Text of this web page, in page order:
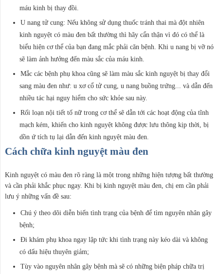
máu kinh bị thay đồi.
U nang tử cung: Nếu không sử dụng thuốc tránh thai mà đột nhiên
kinh nguyệt có màu đen bất thường thì hãy cẩn thận vì đó có thể là
biểu hiện cơ thể của bạn đang mắc phải căn bệnh. Khi u nang bị vỡ nó
sẽ làm ảnh hưởng đến màu sắc của máu kinh.
Mắc các bệnh phụ khoa cũng sẽ làm màu sắc kinh nguyệt bị thay đổi
sang màu đen như: u xơ cổ tử cung, u nang buồng trứng... và dẫn đến
nhiều tác hại nguy hiểm cho sức khỏe sau này.
Rối loạn nội tiết tố nữ trong cơ thể sẽ dẫn tới các hoạt động của tĩnh
mạch kém, khiến cho kinh nguyệt không được lưu thông kịp thời, bị
dồn ứ tích tụ lại dẫn đến kinh nguyệt màu đen.
Cách chữa kinh nguyệt màu đen
Kinh nguyệt có màu đen rõ ràng là một trong những hiện tượng bất thường
và cần phải khắc phục ngay. Khi bị kinh nguyệt màu đen, chị em cần phải
lưu ý những vấn đề sau:
Chú ý theo dõi diễn biến tình trạng của bệnh để tìm nguyên nhân gây
bệnh;
Đi khám phụ khoa ngay lập tức khi tình trạng này kéo dài và không
có dấu hiệu thuyên giảm;
Tùy vào nguyên nhân gây bệnh mà sẽ có những biện pháp chữa trị